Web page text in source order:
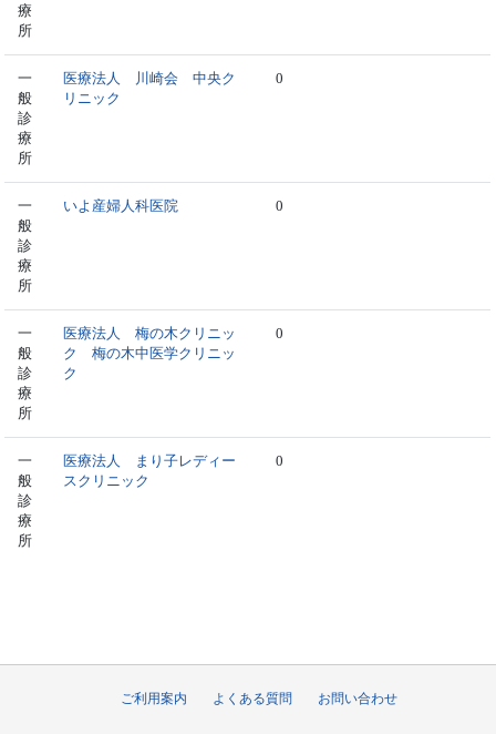
療
所
一
般
診
療
所
医療法人 川崎会 中央ク
リニック
0
一
般
診
療
所
いよ産婦人科医院 0
一
般
診
療
所
医療法人 梅の木クリニッ
ク 梅の木中医学クリニッ
ク
0
一
般
診
療
所
医療法人 まり子レディー
スクリニック
0
ご利用案内 よくある質問 お問い合わせ